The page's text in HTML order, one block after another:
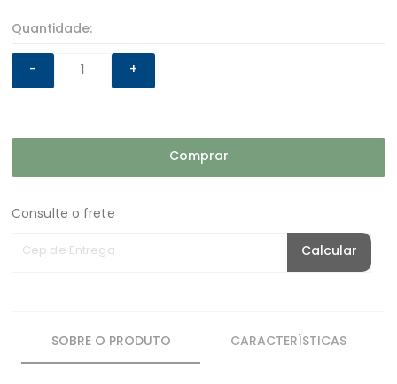
Quantidade:
-
+
Comprar
Consulte o frete
Cep de Entrega Calcular
SOBRE O PRODUTO CARACTERÍSTICAS